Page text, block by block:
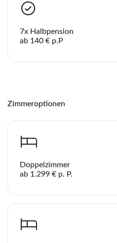
7x Halbpension
ab 140 € p.P
Zimmeroptionen
Doppelzimmer
ab 1.299 € p. P.
Hotel TUI Blue Tropea